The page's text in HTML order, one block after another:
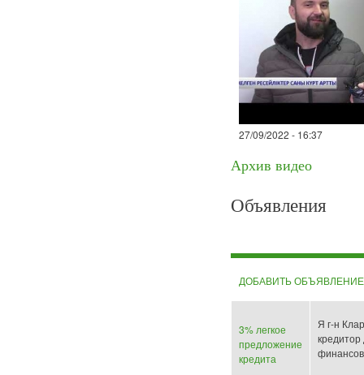
27/09/2022 - 16:37
Архив видео
Объявления
ДОБАВИТЬ ОБЪЯВЛЕНИЕ
3% легкое
предложение
кредита
Я г-н